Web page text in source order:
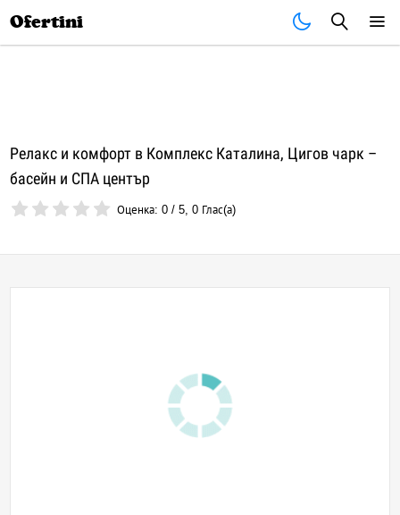
Ofertini
Релакс и комфорт в Комплекс Каталина, Цигов чарк –
басейн и СПА център
Оценка:0 /5,0 Глас(а)